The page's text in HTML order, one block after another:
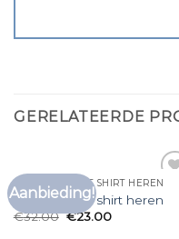
GERELATEERDE
Aanbieding!
aan
LONG SLEEVE T SHIRT HEREN
long sleeve t shirt heren
€32.00 €23.00